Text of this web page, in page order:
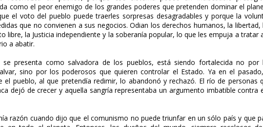
como el peor enemigo de los grandes poderes que pretenden dominar el
el voto del pueblo puede traerles sorpresas desagradables y porque la
que no convienen a sus negocios. Odian los derechos humanos, la libertad,
libre, la Justicia independiente y la soberanía popular, lo que les empuja a tratar
a abatir.
se presenta como salvadora de los pueblos, está siendo fortalecida no por
sino por los poderosos que quieren controlar el Estado. Ya en el
pueblo, al que pretendía redimir, lo abandonó y rechazó. El río de personas
dejó de crecer y aquella sangría representaba un argumento imbatible contra
razón cuando dijo que el comunismo no puede triunfar en un sólo país y que